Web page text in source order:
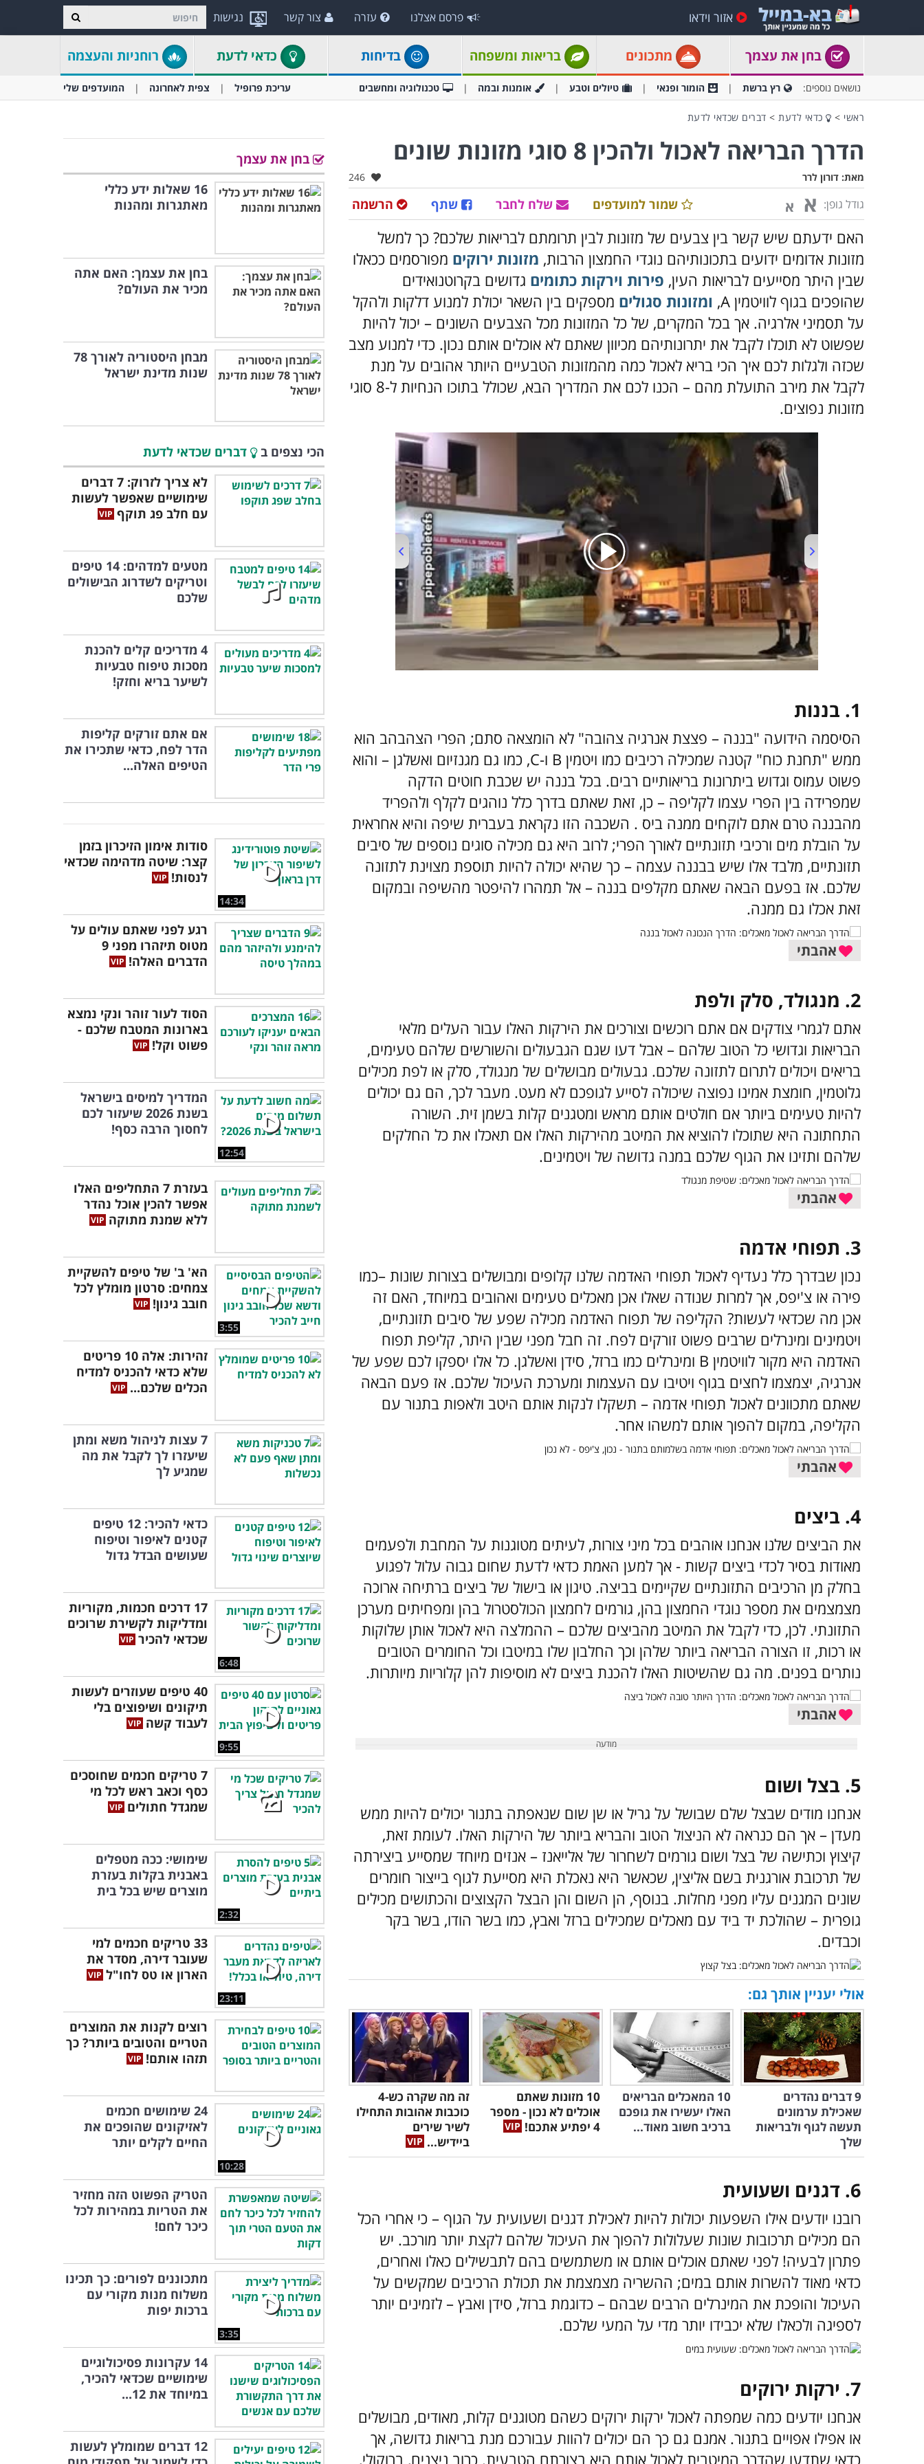
נגישות אזור וידאו פרסם אצלנו עזרה צור קשר
בחן את עצמך מתכונים בריאות ומשפחה בדיחות כדאי לדעת רוחניות והעצמה
נושאים נוספים: רץ ברשת הומור ופנאי טיולים וטבע אומנות ובמה טכנולוגיה ומחשבים עריכת פרופיל צפית לאחרונה המועדפים שלי
ראשי > כדאי לדעת > דברים שכדאי לדעת
הדרך הבריאה לאכול ולהכין 8 סוגי מזונות שונים
מאת: דורון לרר אהבו:
246
גודל גופן: א א הרשמה שתף שלח לחבר שמור למועדפים
האם ידעתם שיש קשר בין צבעים של מזונות לבין תרומתם לבריאות שלכם? כך למשל
מזונות אדומים ידועים בתכונותיהם נוגדי החמצון הרבות, מזונות ירוקים מפורסמים ככאלו
שבין היתר מסייעים לבריאות העין, פירות וירקות כתומים גדושים בקרוטנואידים
שהופכים בגוף לוויטמין A
, ומזונות סגולים מספקים בין השאר יכולת למנוע דלקות ולהקל
על תסמיני אלרגיה. אך בכל המקרים, של כל המזונות מכל הצבעים השונים – יכול להיות
שפשוט לא תוכלו לקבל את יתרונותיהם מכיוון שאתם לא אוכלים אותם נכון. כדי למנוע מצב
שכזה ולגלות לכם איך הכי בריא לאכול כמה מהמזונות הטבעיים היותר אהובים על מנת
לקבל את מירב התועלת מהם – הכנו לכם את המדריך הבא, שכולל בתוכו הנחיות ל-8 סוגי
מזונות נפוצים.
00:00/01:08
1. בננות
הסיסמה הידועה "בננה – פצצת אנרגיה צהובה" לא הומצאה סתם; הפרי הצהבהב הוא
ממש "תחנת כוח" קטנה שמכילה רכיבים כמו ויטמין B ו-C, כמו גם מגנזיום ואשלגן – והוא
פשוט עמוס וגדוש ביתרונות בריאותיים רבים. בכל בננה יש שכבת חוטים הדקה
שמפרידה בין הפרי עצמו לקליפה – כן, זאת שאתם בדרך כלל נוהגים לקלף ולהפריד
מהבננה טרם אתם לוקחים ממנה ביס . השכבה הזו נקראת בעברית שיפה והיא אחראית
על הובלת מים ורכיבי תזונתיים לאורך הפרי; לרוב היא גם מכילה סוגים נוספים של סיבים
תזונתיים, מלבד אלו שיש בבננה עצמה – כך שהיא יכולה להיות תוספת מצוינת לתזונה
שלכם. אז בפעם הבאה שאתם מקלפים בננה – אל תמהרו להיפטר מהשיפה ובמקום
זאת אכלו גם ממנה.
אהבתי
2. מנגולד, סלק ולפת
אתם לגמרי צודקים אם אתם רוכשים וצורכים את הירקות האלו עבור העלים מלאי
הבריאות וגדושי כל הטוב שלהם – אבל דעו שגם הגבעולים והשורשים שלהם טעימים,
בריאים ויכולים לתרום לתזונה שלכם. גבעולים מבושלים של מנגולד, סלק או לפת מכילים
גלוטמין, חומצת אמינו נפוצה שיכולה לסייע לגופכם לא מעט. מעבר לכך, הם גם יכולים
להיות טעימים ביותר אם חולטים אותם מראש ומטגנים קלות בשמן זית. השורה
התחתונה היא שתוכלו להוציא את המיטב מהירקות האלו אם תאכלו את כל החלקים
שלהם ותזינו את הגוף שלכם במנה גדושה של ויטמינים.
אהבתי
3. תפוחי אדמה
נכון שבדרך כלל נעדיף לאכול תפוחי האדמה שלנו קלופים ומבושלים בצורות שונות –כמו
פירה או צ'יפס, אך למרות שנודה שאלו אכן מאכלים טעימים ואהובים במיוחד, האם זה
אכן מה שכדאי לעשות? הקליפה של תפוח האדמה מכילה שפע של סיבים תזונתיים,
ויטמינים ומינרלים שרבים פשוט זורקים לפח. זה חבל מפני שבין היתר, קליפת תפוח
האדמה היא מקור לוויטמין B ומינרלים
כמו ברזל, סידן ואשלגן. כל אלו יספקו לכם שפע של
אנרגיה, יצמצמו לחצים בגוף ויטיבו עם העצמות ומערכת העיכול שלכם. אז פעם הבאה
שאתם מתכוונים לאכול תפוחי אדמה – תשקלו לנקות אותם היטב ולאפות בתנור עם
הקליפה, במקום להפוך אותם למשהו אחר.
אהבתי
4. ביצים
את הביצים שלנו אנחנו אוהבים בכל מיני צורות, לעיתים מטוגנות על המחבת ולפעמים
מאודות בסיר לכדי ביצים קשות - אך למען האמת כדאי לדעת שחום גבוה עלול לפגוע
בחלק מן הרכיבים התזונתיים שקיימים בביצה. טיגון או בישול של ביצים ברתיחה ארוכה
מצמצמים את מספר נוגדי החמצון בהן, גורמים לחמצון הכולסטרול בהן ומפחיתים מערכן
התזונתי. לכן, כדי לקבל את המיטב מהביצים שלכם – ההמלצה היא לאכול אותן שלוקות
או רכות, זו הצורה הבריאה ביותר שלהן וכך החלבון שלו במיטבו וכל החומרים הטובים
נותרים בפנים. מה גם שהשיטות האלו להכנת ביצים לא מוסיפות להן קלוריות מיותרות.
אהבתי
5. בצל ושום
אנחנו מודים שבצל שלם שבושל על גריל או שן שום שנאפתה בתנור יכולים להיות ממש
מעדן – אך הם כנראה לא הניצול הטוב והבריא ביותר של הירקות האלו. לעומת זאת,
קיצוץ וכתישה של בצל ושום גורמים לשחרור של אלייאנז – אנזים מיוחד שמסייע ביצירתה
של תרכובת אורגנית בשם אליצין, שכאשר היא נאכלת היא מסייעת לגוף בייצור חומרים
שונים המגנים עליו מפני מחלות. בנוסף, הן השום והן הבצל הקצוצים והכתושים מכילים
גופרית – שהולכת יד ביד עם מאכלים שמכילים ברזל ואבץ, כמו בשר הודו, בשר בקר
וכבדים.
אולי יעניין אותך גם:
9 דברים נהדרים
שאכילת ערמונים
תעשה לגוף ולבריאות
שלך
10 המאכלים הבריאים
האלו יעשירו את גופכם
ברכיב חשוב מאוד...
10 מזונות שאתם
אוכלים לא נכון - מספר
4 יפתיע אתכם!
זה מה שקרה כש-4
כוכבות אהובות התחילו
לשיר שירים
ביידיש...
6. דגנים ושעועית
רובנו יודעים אילו השפעות יכולות להיות לאכילת דגנים ושעועית על הגוף – כי אחרי הכל
הם מכילים תרכובות שונות שעלולות להפוך את העיכול שלהם לקצת יותר מורכב. יש
פתרון לבעיה! לפני שאתם אוכלים אותם או משתמשים בהם לתבשילים כאלו ואחרים,
כדאי מאוד להשרות אותם במים; ההשריה מצמצמת את תכולת הרכיבים שמקשים על
העיכול והופכת את המינרלים הרבים שבהם – כדוגמת ברזל, סידן ואבץ – לזמינים יותר
לספיגה ולכאלו שלא יכבידו יותר מדי על המעי שלכם.
7. ירקות ירוקים
אנחנו יודעים כמה שמפתה לאכול ירקות ירוקים כשהם מטוגנים קלות, מאודים, מבושלים
או אפילו אפויים בתנור. אמנם גם כך הם יכולים להוות עבורכם מנת בריאות גדושה, אך
כדאי שתדעו שהדרך המיטבית לאכול אותם היא בצורתם הטבעית. כרוב ניצנים, ברוקולי,
בחן את עצמך
16 שאלות ידע כללי
מאתגרות ומהנות
בחן את עצמך: האם אתה
מכיר את העולם?
מבחן היסטוריה לאורך 78
שנות מדינת ישראל
הכי נצפים ב
דברים שכדאי לדעת
לא צריך לזרוק: 7 דברים
שימושיים שאפשר לעשות
עם חלב פג תוקף
מטעים למדהים: 14 טיפים
וטריקים לשדרוג הבישולים
שלכם
4 מדריכים קלים להכנת
מסכות טיפוח טבעיות
לשיער בריא וחזק!
אם אתם זורקים קליפות
הדר לפח, כדאי שתכירו את
הטיפים האלה...
14:34
סודות אימון הזיכרון בזמן
קצר: שיטה מדהימה שכדאי
לנסות!
רגע לפני שאתם עולים על
מטוס תיזהרו מפני 9
הדברים האלה!
הסוד לעור זוהר ונקי נמצא
בארונות המטבח שלכם -
פשוט וקל!
12:54
המדריך למיסים בישראל
בשנת 2026 שיעזור לכם
לחסוך הרבה כסף!
בעזרת 7 התחליפים האלו
אפשר להכין אוכל נהדר
ללא שמנת מתוקה
3:55
הא' ב' של טיפים להשקיית
צמחים: סרטון מומלץ לכל
חובב גינון!
זהירות: אלה 10 פריטים
שלא כדאי להכניס למדיח
הכלים שלכם...
7 עצות לניהול משא ומתן
שיעזרו לך לקבל את מה
שמגיע לך
כדאי להכיר: 12 טיפים
קטנים לאיפור וטיפוח
שעושים הבדל גדול
6:48
17 דרכים חכמות, מקוריות
ומדליקות לקשירת שרוכים
שכדאי להכיר
9:55
40 טיפים שעוזרים לעשות
תיקונים ושיפוצים בלי
לעבוד קשה
7 טריקים חכמים שחוסכים
כסף וכאב ראש לכל מי
שמגדל חתולים
2:32
שימושי: ככה מטפלים
באבנית בקלות בעזרת
מוצרים שיש בכל בית
23:11
33 טריקים חכמים למי
שעובר דירה, מסדר את
הארון או טס לחו"ל
רוצים לקנות את המוצרים
הטריים והטובים ביותר? כך
תזהו אותם!
10:28
24 שימושים חכמים
לאזיקונים שהופכים את
החיים לקלים יותר
הטריק הפשוט הזה מחזיר
את הטריות במהירות לכל
כיכר לחם!
3:35
מתכוננים לפורים: כך תכינו
משלוח מנות מקורי עם
ברכות יפות
14 עקרונות פסיכולוגיים
שימושיים שכדאי להכיר,
במיוחד את 12...
12 דברים שמומלץ לעשות